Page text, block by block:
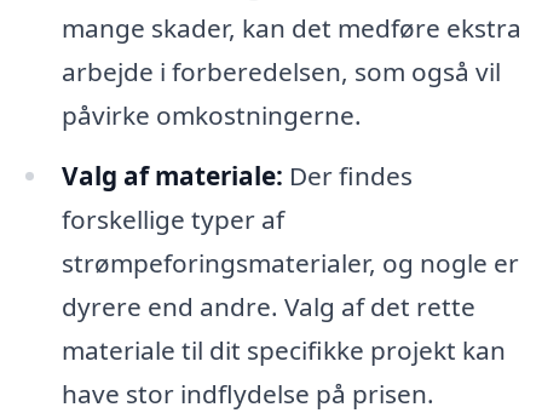
mange skader, kan det medføre ekstra
arbejde i forberedelsen, som også vil
påvirke omkostningerne.
Valg af materiale: Der findes
forskellige typer af
strømpeforingsmaterialer, og nogle er
dyrere end andre. Valg af det rette
materiale til dit specifikke projekt kan
have stor indflydelse på prisen.